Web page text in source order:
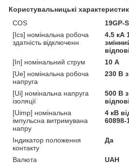
Користувальницькі
COS
19GP-
[Ics] номінальна робоча
здатність відключенн
4.5 кА
[In] номінальний струм
10 А
[Ue] номінальна робоча
напруга
230 В
[Ui] номінальна напруга
ізоляції
500 В
[Uimp] номінальна
імпульсна витримувана
напру
4 кВ
60898-
Індикатор положення
контакту
Да
Валюта
UAH